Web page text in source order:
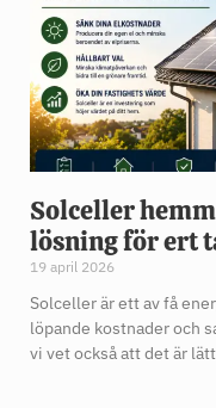
Solceller
lösning för ert
19 april 2026
Solceller är ett av få
löpande kostnader och
vi vet också att det är lätt